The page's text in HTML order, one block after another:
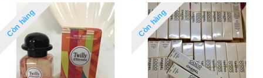
Còn hàng Còn hàng